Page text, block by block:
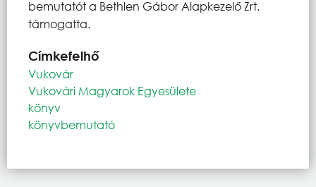
bemutatót a Bethlen Gábor Alapkezelő Zrt.
támogatta.
Címkefelhő
Vukovár
Vukovári Magyarok Egyesülete
könyv
könyvbemutató